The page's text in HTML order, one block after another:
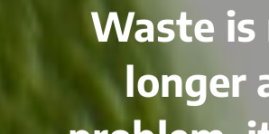
Waste is
longer